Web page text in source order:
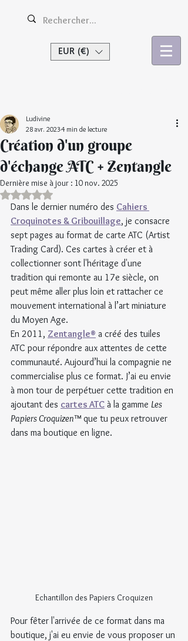
EUR (€)
Création d'un groupe
d'échange ATC + Zentangle
Ludivine
28 avr. 20234 min de lecture
Dernière mise à jour : 10 nov. 2025
Noté NaN étoiles sur 5.
Dans le dernier numéro des Cahiers
Croquinotes & Gribouillage, je consacre
sept pages au format de carte ATC (Artist
Trading Card). Ces cartes à créer et à
collectionner sont l'héritage d'une
tradition qui remonte au 17e siècle, on
peut même aller plus loin et rattacher ce
mouvement international à l’art miniature
du Moyen Age.
En 2011, Zentangle® a créé des tuiles
ATC pour répondre aux attentes de cette
communauté. Aujourd’hui la compagnie ne
commercialise plus ce format. J’ai eu envie
à mon tour de perpétuer cette tradition en
ajoutant des cartes ATC à la gamme Les
Papiers Croquizen™ que tu peux retrouver
dans ma boutique en ligne.
Echantillon des Papiers Croquizen
Pour fêter l'arrivée de ce format dans ma
boutique, j'ai eu envie de vous proposer un